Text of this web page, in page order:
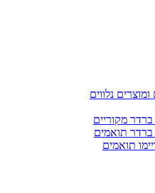
נלווים
מקוריים
תואמים
תואמים